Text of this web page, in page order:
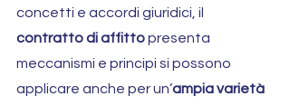
concetti e accordi giuridici, il
contratto di affitto presenta
meccanismi e principi si possono
applicare anche per un’ampia varietà